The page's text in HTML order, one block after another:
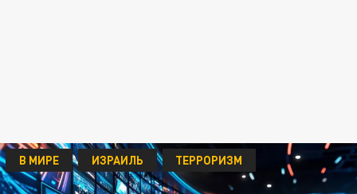
В МИРЕ ИЗРАИЛЬ ТЕРРОРИЗМ